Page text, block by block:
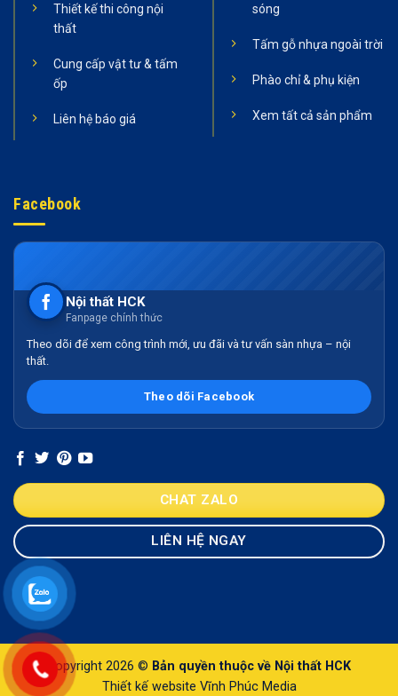
Thiết kế thi công nội
thất
Cung cấp vật tư & tấm
ốp
Liên hệ báo giá
sóng
Tấm gỗ nhựa ngoài trời
Phào chỉ & phụ kiện
Xem tất cả sản phẩm
Facebook
Nội thất HCK
Fanpage chính thức
Theo dõi để xem công trình mới, ưu đãi và tư vấn sàn nhựa – nội
thất.
Theo dõi Facebook
CHAT ZALO
LIÊN HỆ NGAY
Copyright 2026 © Bản quyền thuộc về Nội thất HCK
Thiết kế website Vĩnh Phúc Media